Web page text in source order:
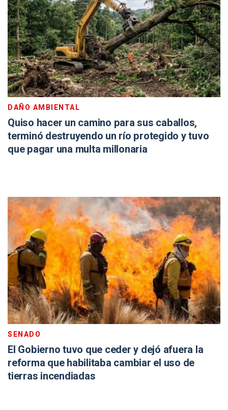
DAÑO AMBIENTAL
Quiso hacer un camino para sus caballos,
terminó destruyendo un río protegido y tuvo
que pagar una multa millonaria
SENADO
El Gobierno tuvo que ceder y dejó afuera la
reforma que habilitaba cambiar el uso de
tierras incendiadas